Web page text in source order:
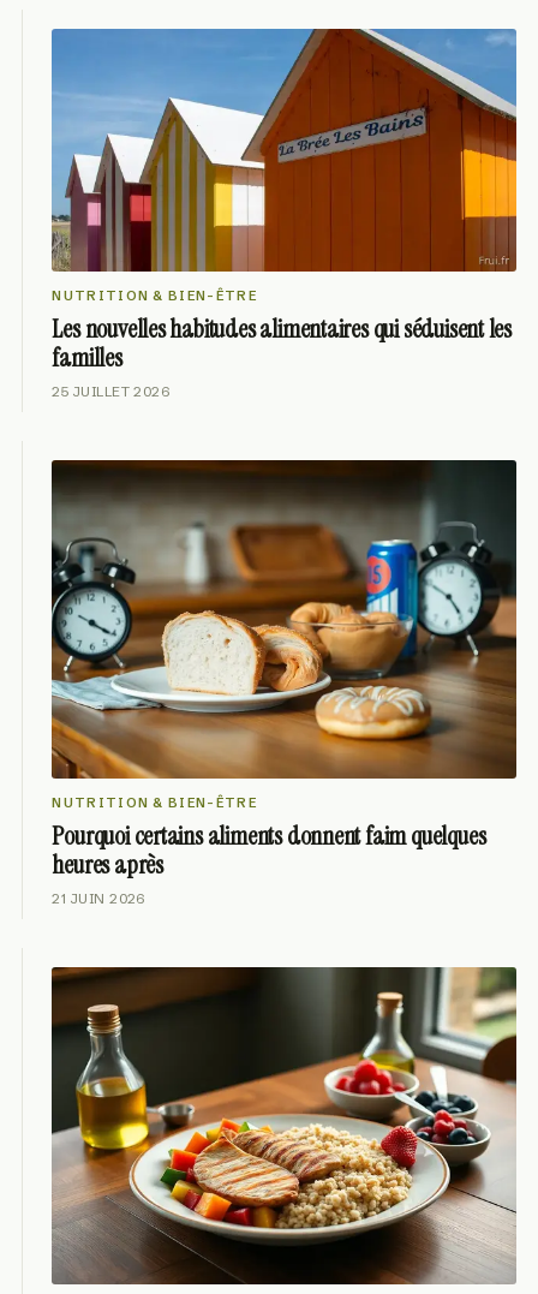
NUTRITION & BIEN-ÊTRE
Les nouvelles habitudes alimentaires qui séduisent les
familles
25 JUILLET 2026
NUTRITION & BIEN-ÊTRE
Pourquoi certains aliments donnent faim quelques
heures après
21 JUIN 2026